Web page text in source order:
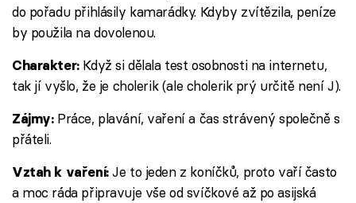
do pořadu přihlásily kamarádky. Kdyby zvítězila, peníze
by použila na dovolenou.
Charakter: Když si dělala test osobnosti na internetu,
tak jí vyšlo, že je cholerik (ale cholerik prý určitě není J).
Zájmy: Práce, plavání, vaření a čas strávený společně s
přáteli.
Vztah k vaření:Je to jeden z koníčků, proto vaří často
a moc ráda připravuje vše od svíčkové až po asijská